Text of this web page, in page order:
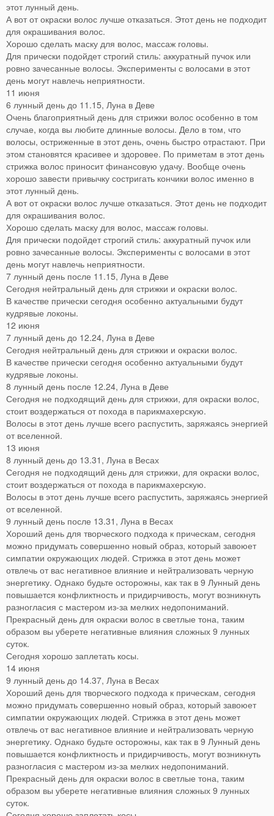
этот лунный день.
А вот от окраски волос лучше отказаться. Этот день не подходит
для окрашивания волос.
Хорошо сделать маску для волос, массаж головы.
Для прически подойдет строгий стиль: аккуратный пучок или
ровно зачесанные волосы. Эксперименты с волосами в этот
день могут навлечь неприятности.
11 июня
6 лунный день до 11.15, Луна в Деве
Очень благоприятный день для стрижки волос особенно в том
случае, когда вы любите длинные волосы. Дело в том, что
волосы, остриженные в этот день, очень быстро отрастают. При
этом становятся красивее и здоровее. По приметам в этот день
стрижка волос приносит финансовую удачу. Вообще очень
хорошо завести привычку состригать кончики волос именно в
этот лунный день.
А вот от окраски волос лучше отказаться. Этот день не подходит
для окрашивания волос.
Хорошо сделать маску для волос, массаж головы.
Для прически подойдет строгий стиль: аккуратный пучок или
ровно зачесанные волосы. Эксперименты с волосами в этот
день могут навлечь неприятности.
7 лунный день после 11.15, Луна в Деве
Сегодня нейтральный день для стрижки и окраски волос.
В качестве прически сегодня особенно актуальными будут
кудрявые локоны.
12 июня
7 лунный день до 12.24, Луна в Деве
Сегодня нейтральный день для стрижки и окраски волос.
В качестве прически сегодня особенно актуальными будут
кудрявые локоны.
8 лунный день после 12.24, Луна в Деве
Сегодня не подходящий день для стрижки, для окраски волос,
стоит воздержаться от похода в парикмахерскую.
Волосы в этот день лучше всего распустить, заряжаясь энергией
от вселенной.
13 июня
8 лунный день до 13.31, Луна в Весах
Сегодня не подходящий день для стрижки, для окраски волос,
стоит воздержаться от похода в парикмахерскую.
Волосы в этот день лучше всего распустить, заряжаясь энергией
от вселенной.
9 лунный день после 13.31, Луна в Весах
Хороший день для творческого подхода к прическам, сегодня
можно придумать совершенно новый образ, который завоюет
симпатии окружающих людей. Стрижка в этот день может
отвлечь от вас негативное влияние и нейтрализовать черную
энергетику. Однако будьте осторожны, как так в 9 Лунный день
повышается конфликтность и придирчивость, могут возникнуть
разногласия с мастером из-за мелких недопониманий.
Прекрасный день для окраски волос в светлые тона, таким
образом вы уберете негативные влияния сложных 9 лунных
суток.
Сегодня хорошо заплетать косы.
14 июня
9 лунный день до 14.37, Луна в Весах
Хороший день для творческого подхода к прическам, сегодня
можно придумать совершенно новый образ, который завоюет
симпатии окружающих людей. Стрижка в этот день может
отвлечь от вас негативное влияние и нейтрализовать черную
энергетику. Однако будьте осторожны, как так в 9 Лунный день
повышается конфликтность и придирчивость, могут возникнуть
разногласия с мастером из-за мелких недопониманий.
Прекрасный день для окраски волос в светлые тона, таким
образом вы уберете негативные влияния сложных 9 лунных
суток.